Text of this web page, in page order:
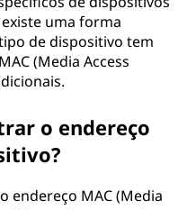
uma forma
de dispositivo tem
(Media Access
o endereço
endereço MAC (Media